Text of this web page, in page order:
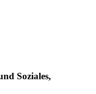
Soziales,